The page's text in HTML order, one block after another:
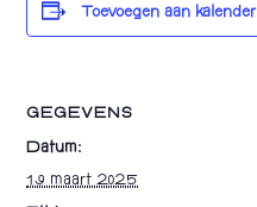
Toevoegen aan kalender
GEGEVENS
Datum:
19 maart 2025